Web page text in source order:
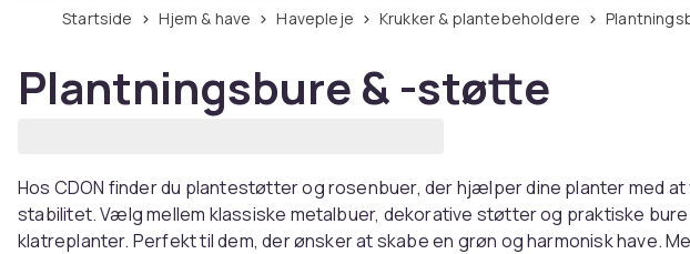
Hjem & have
Startside Hjem & have Havepleje Krukker & plantebeholdere
Plantningsbure & -støtte
Hos CDON finder du plantestøtter og rosenbuer, der hjælper dine planter med at
stabilitet. Vælg mellem klassiske metalbuer, dekorative støtter og praktiske
klatreplanter. Perfekt til dem, der ønsker at skabe en grøn og harmonisk have.